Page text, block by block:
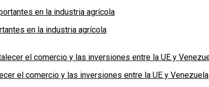
en la industria agrícola
el comercio y las inversiones entre la UE y Venezuela